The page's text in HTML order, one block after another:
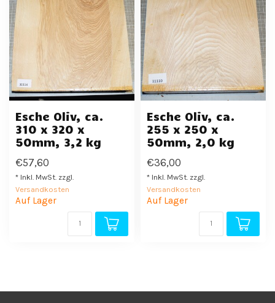
Esche Oliv, ca.
310 x 320 x
50mm, 3,2 kg
€57,60
* Inkl. MwSt. zzgl.
Versandkosten
Auf Lager
Esche Oliv, ca.
255 x 250 x
50mm, 2,0 kg
€36,00
* Inkl. MwSt. zzgl.
Versandkosten
Auf Lager